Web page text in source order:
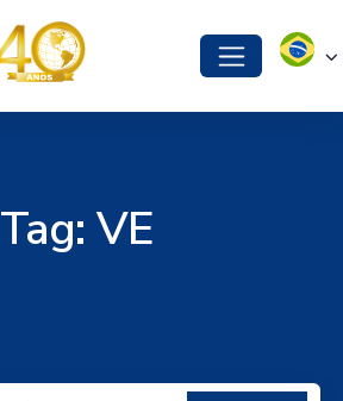
Tag: VE